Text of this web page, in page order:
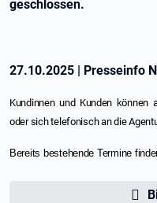
geschlossen.
27.10.2025 | Presseinfo
Kundinnen und Kunden können
oder sich telefonisch an die
Bereits bestehende Termine